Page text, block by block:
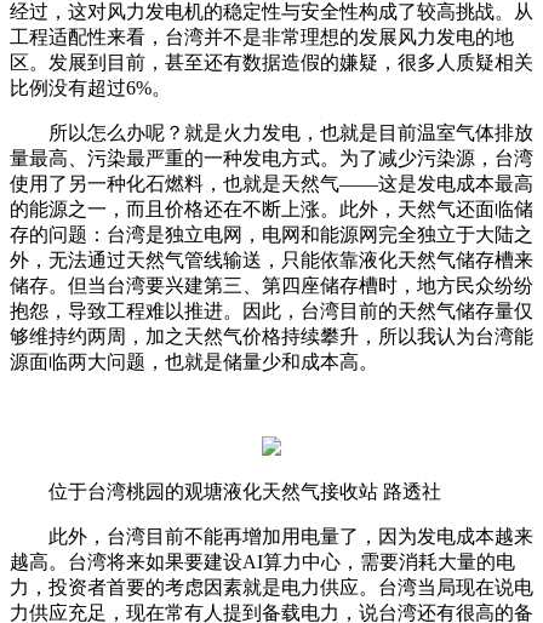
经过，这对风力发电机的稳定性与安全性构成了较高挑战。从
工程适配性来看，台湾并不是非常理想的发展风力发电的地
区。发展到目前，甚至还有数据造假的嫌疑，很多人质疑相关
比例没有超过6%。
所以怎么办呢？就是火力发电，也就是目前温室气体排放
量最高、污染最严重的一种发电方式。为了减少污染源，台湾
使用了另一种化石燃料，也就是天然气——这是发电成本最高
的能源之一，而且价格还在不断上涨。此外，天然气还面临储
存的问题：台湾是独立电网，电网和能源网完全独立于大陆之
外，无法通过天然气管线输送，只能依靠液化天然气储存槽来
储存。但当台湾要兴建第三、第四座储存槽时，地方民众纷纷
抱怨，导致工程难以推进。因此，台湾目前的天然气储存量仅
够维持约两周，加之天然气价格持续攀升，所以我认为台湾能
源面临两大问题，也就是储量少和成本高。
位于台湾桃园的观塘液化天然气接收站 路透社
此外，台湾目前不能再增加用电量了，因为发电成本越来
越高。台湾将来如果要建设AI算力中心，需要消耗大量的电
力，投资者首要的考虑因素就是电力供应。台湾当局现在说电
力供应充足，现在常有人提到备载电力，说台湾还有很高的备